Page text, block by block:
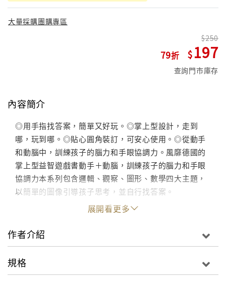
大量採購團購專區
79
250
197
查詢門市庫存
內容簡介
◎用手指找答案，簡單又好玩。◎掌上型設計，走到
哪，玩到哪。◎貼心圓角裝訂，可安心使用。◎從動手
和動腦中，訓練孩子的腦力和手眼協調力。風靡德國的
掌上型益智遊戲書動手＋動腦，訓練孩子的腦力和手眼
協調力本系列包含邏輯、觀察、圖形、數學四大主題，
以簡單的圖像引導孩子思考，並自行找答案。
展開看更多
作者介紹
規格